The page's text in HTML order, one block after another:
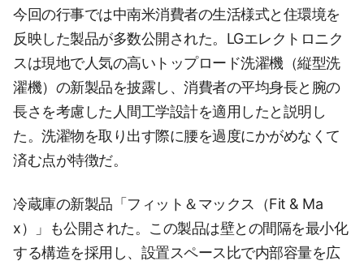
今回の行事では中南米消費者の生活様式と住環境を
反映した製品が多数公開された。LGエレクトロニク
スは現地で人気の高いトップロード洗濯機（縦型洗
濯機）の新製品を披露し、消費者の平均身長と腕の
長さを考慮した人間工学設計を適用したと説明し
た。洗濯物を取り出す際に腰を過度にかがめなくて
済む点が特徴だ。
冷蔵庫の新製品「フィット＆マックス（Fit & Ma
x）」も公開された。この製品は壁との間隔を最小化
する構造を採用し、設置スペース比で内部容量を広